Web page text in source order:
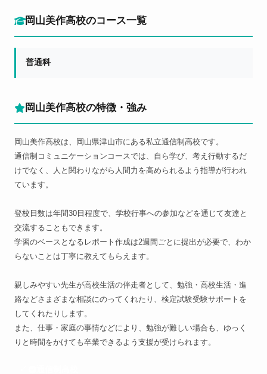
岡山美作高校のコース一覧
普通科
岡山美作高校の特徴・強み
岡山美作高校は、岡山県津山市にある私立通信制高校です。
通信制コミュニケーションコースでは、自ら学び、考え行動するだ
けでなく、人と関わりながら人間力を高められるよう指導が行われ
ています。
登校日数は年間30日程度で、学校行事への参加などを通じて友達と
交流することもできます。
学習のベースとなるレポート作成は2週間ごとに提出が必要で、わか
らないことは丁寧に教えてもらえます。
親しみやすい先生が高校生活の伴走者として、勉強・高校生活・進
路などさまざまな相談にのってくれたり、検定試験受験サポートを
してくれたりします。
また、仕事・家庭の事情などにより、勉強が難しい場合も、ゆっく
りと時間をかけても卒業できるよう支援が受けられます。